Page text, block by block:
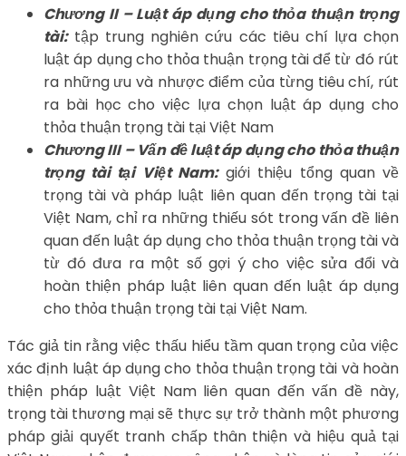
Chương II – Luật áp dụng cho thỏa thuận trọng
tài:tập trung nghiên cứu các tiêu chí lựa chọn
luật áp dụng cho thỏa thuận trọng tài để từ đó rút
ra những ưu và nhược điểm của từng tiêu chí, rút
ra bài học cho việc lựa chọn luật áp dụng cho
thỏa thuận trọng tài tại Việt Nam
Chương III – Vấn đề luật áp dụng cho thỏa thuận
trọng tài tại Việt Nam:giới thiệu tổng quan về
trọng tài và pháp luật liên quan đến trọng tài tại
Việt Nam, chỉ ra những thiếu sót trong vấn đề liên
quan đến luật áp dụng cho thỏa thuận trọng tài và
từ đó đưa ra một số gợi ý cho việc sửa đổi và
hoàn thiện pháp luật liên quan đến luật áp dụng
cho thỏa thuận trọng tài tại Việt Nam.
Tác giả tin rằng việc thấu hiểu tầm quan trọng của việc
xác định luật áp dụng cho thỏa thuận trọng tài và hoàn
thiện pháp luật Việt Nam liên quan đến vấn đề này,
trọng tài thương mại sẽ thực sự trở thành một phương
pháp giải quyết tranh chấp thân thiện và hiệu quả tại